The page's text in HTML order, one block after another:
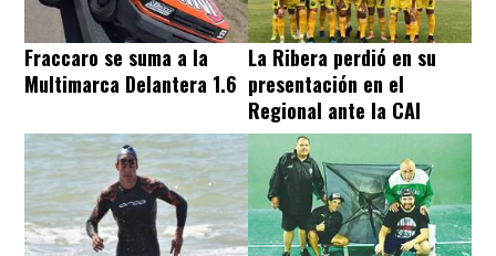
Fraccaro se suma a la
Multimarca Delantera 1.6
La Ribera perdió en su
presentación en el
Regional ante la CAI